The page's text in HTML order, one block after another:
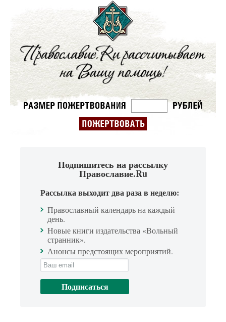
Подпишитесь на рассылку
Православие.Ru
Рассылка выходит два раза в неделю:
Православный календарь на каждый
день.
Новые книги издательства «Вольный
странник».
Анонсы предстоящих мероприятий.